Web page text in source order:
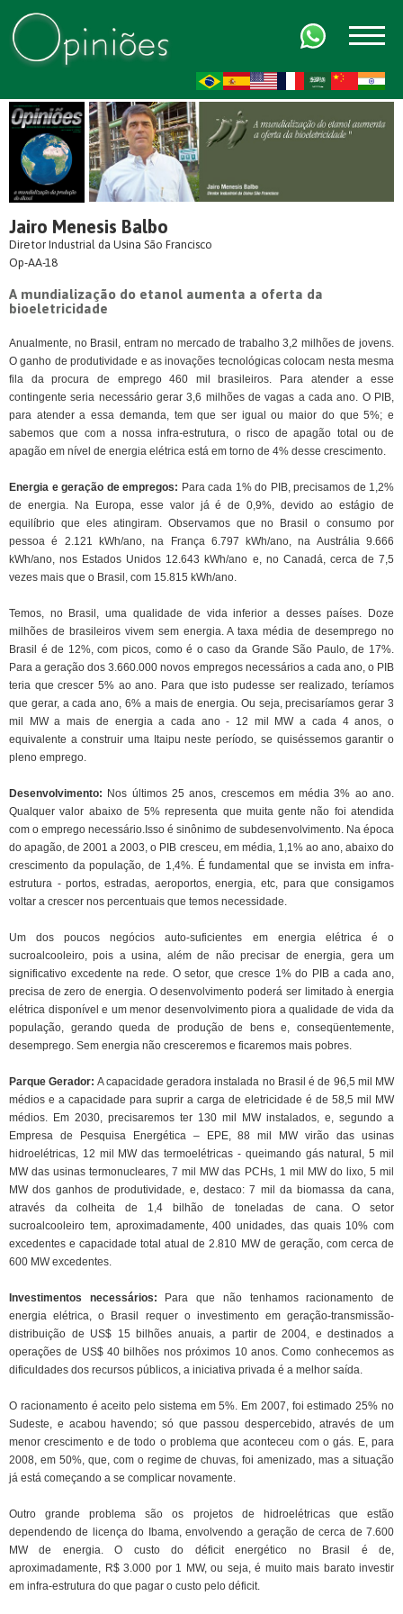
Jairo Menesis Balbo
Diretor Industrial da Usina São Francisco
Op-AA-18
A mundialização do etanol aumenta a oferta da
bioeletricidade
Anualmente, no Brasil, entram no mercado de trabalho 3,2 milhões de jovens.
O ganho de produtividade e as inovações tecnológicas colocam nesta mesma
fila da procura de emprego 460 mil brasileiros. Para atender a esse
contingente seria necessário gerar 3,6 milhões de vagas a cada ano. O PIB,
para atender a essa demanda, tem que ser igual ou maior do que 5%; e
sabemos que com a nossa infra-estrutura, o risco de apagão total ou de
apagão em nível de energia elétrica está em torno de 4% desse crescimento.
Energia e geração de empregos: Para cada 1% do PIB, precisamos de 1,2%
de energia. Na Europa, esse valor já é de 0,9%, devido ao estágio de
equilíbrio que eles atingiram. Observamos que no Brasil o consumo por
pessoa é 2.121 kWh/ano, na França 6.797 kWh/ano, na Austrália 9.666
kWh/ano, nos Estados Unidos 12.643 kWh/ano e, no Canadá, cerca de 7,5
vezes mais que o Brasil, com 15.815 kWh/ano.
Temos, no Brasil, uma qualidade de vida inferior a desses países. Doze
milhões de brasileiros vivem sem energia. A taxa média de desemprego no
Brasil é de 12%, com picos, como é o caso da Grande São Paulo, de 17%.
Para a geração dos 3.660.000 novos empregos necessários a cada ano, o PIB
teria que crescer 5% ao ano. Para que isto pudesse ser realizado, teríamos
que gerar, a cada ano, 6% a mais de energia. Ou seja, precisaríamos gerar 3
mil MW a mais de energia a cada ano - 12 mil MW a cada 4 anos, o
equivalente a construir uma Itaipu neste período, se quiséssemos garantir o
pleno emprego.
Desenvolvimento: Nos últimos 25 anos, crescemos em média 3% ao ano.
Qualquer valor abaixo de 5% representa que muita gente não foi atendida
com o emprego necessário.Isso é sinônimo de subdesenvolvimento. Na época
do apagão, de 2001 a 2003, o PIB cresceu, em média, 1,1% ao ano, abaixo do
crescimento da população, de 1,4%. É fundamental que se invista em infra-
estrutura - portos, estradas, aeroportos, energia, etc, para que consigamos
voltar a crescer nos percentuais que temos necessidade.
Um dos poucos negócios auto-suficientes em energia elétrica é o
sucroalcooleiro, pois a usina, além de não precisar de energia, gera um
significativo excedente na rede. O setor, que cresce 1% do PIB a cada ano,
precisa de zero de energia. O desenvolvimento poderá ser limitado à energia
elétrica disponível e um menor desenvolvimento piora a qualidade de vida da
população, gerando queda de produção de bens e, conseqüentemente,
desemprego. Sem energia não cresceremos e ficaremos mais pobres.
Parque Gerador: A capacidade geradora instalada no Brasil é de 96,5 mil MW
médios e a capacidade para suprir a carga de eletricidade é de 58,5 mil MW
médios. Em 2030, precisaremos ter 130 mil MW instalados, e, segundo a
Empresa de Pesquisa Energética – EPE, 88 mil MW virão das usinas
hidroelétricas, 12 mil MW das termoelétricas - queimando gás natural, 5 mil
MW das usinas termonucleares, 7 mil MW das PCHs, 1 mil MW do lixo, 5 mil
MW dos ganhos de produtividade, e, destaco: 7 mil da biomassa da cana,
através da colheita de 1,4 bilhão de toneladas de cana. O setor
sucroalcooleiro tem, aproximadamente, 400 unidades, das quais 10% com
excedentes e capacidade total atual de 2.810 MW de geração, com cerca de
600 MW excedentes.
Investimentos necessários: Para que não tenhamos racionamento de
energia elétrica, o Brasil requer o investimento em geração-transmissão-
distribuição de US$ 15 bilhões anuais, a partir de 2004, e destinados a
operações de US$ 40 bilhões nos próximos 10 anos. Como conhecemos as
dificuldades dos recursos públicos, a iniciativa privada é a melhor saída.
O racionamento é aceito pelo sistema em 5%. Em 2007, foi estimado 25% no
Sudeste, e acabou havendo; só que passou despercebido, através de um
menor crescimento e de todo o problema que aconteceu com o gás. E, para
2008, em 50%, que, com o regime de chuvas, foi amenizado, mas a situação
já está começando a se complicar novamente.
Outro grande problema são os projetos de hidroelétricas que estão
dependendo de licença do Ibama, envolvendo a geração de cerca de 7.600
MW de energia. O custo do déficit energético no Brasil é de,
aproximadamente, R$ 3.000 por 1 MW, ou seja, é muito mais barato investir
em infra-estrutura do que pagar o custo pelo déficit.